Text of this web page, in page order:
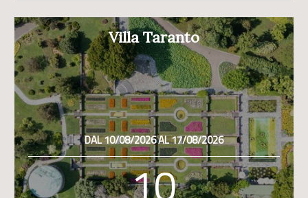
Villa Taranto
DAL 10/08/2026 AL 17/08/2026
10